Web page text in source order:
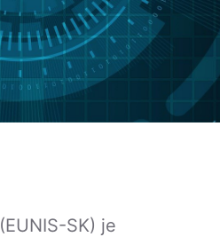
(EUNIS-SK) je